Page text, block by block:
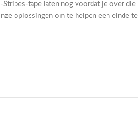
tape laten nog voordat je over
oplossingen om te helpen een einde